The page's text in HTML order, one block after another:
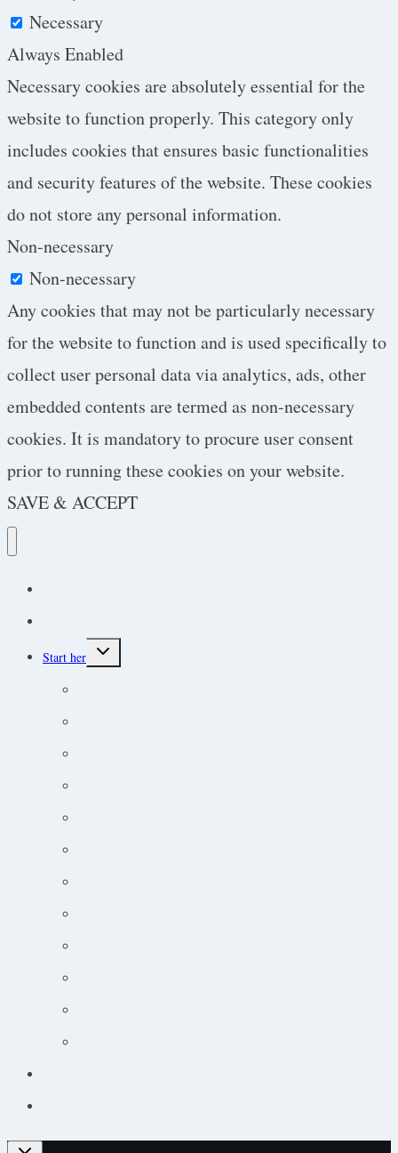
Necessary
Always Enabled
Necessary cookies are absolutely essential for the
website to function properly. This category only
includes cookies that ensures basic functionalities
and security features of the website. These cookies
do not store any personal information.
Non-necessary
Non-necessary
Any cookies that may not be particularly necessary
for the website to function and is used specifically to
collect user personal data via analytics, ads, other
embedded contents are termed as non-necessary
cookies. It is mandatory to procure user consent
prior to running these cookies on your website.
SAVE & ACCEPT
Start her
Toggle